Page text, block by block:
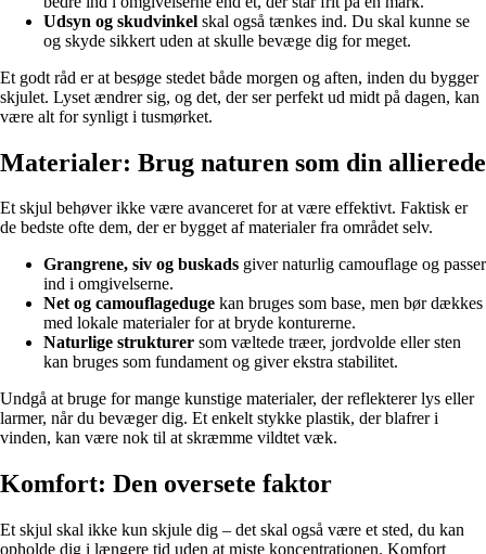
Udsyn og skudvinkel skal også tænkes ind. Du skal kunne se
og skyde sikkert uden at skulle bevæge dig for meget.
Et godt råd er at besøge stedet både morgen og aften, inden du bygger
skjulet. Lyset ændrer sig, og det, der ser perfekt ud midt på dagen, kan
være alt for synligt i tusmørket.
Materialer: Brug naturen som din allierede
Et skjul behøver ikke være avanceret for at være effektivt. Faktisk er
de bedste ofte dem, der er bygget af materialer fra området selv.
Grangrene, siv og buskads giver naturlig camouflage og passer
ind i omgivelserne.
Net og camouflageduge kan bruges som base, men bør dækkes
med lokale materialer for at bryde konturerne.
Naturlige strukturer som væltede træer, jordvolde eller sten
kan bruges som fundament og giver ekstra stabilitet.
Undgå at bruge for mange kunstige materialer, der reflekterer lys eller
larmer, når du bevæger dig. Et enkelt stykke plastik, der blafrer i
vinden, kan være nok til at skræmme vildtet væk.
Komfort: Den oversete faktor
Et skjul skal ikke kun skjule dig – det skal også være et sted, du kan
opholde dig i længere tid uden at miste koncentrationen. Komfort